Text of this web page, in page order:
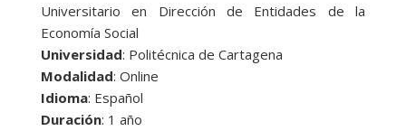
Universitario en Dirección de Entidades de la
Economía Social
Universidad: Politécnica de Cartagena
Modalidad: Online
Idioma: Español
Duración: 1 año